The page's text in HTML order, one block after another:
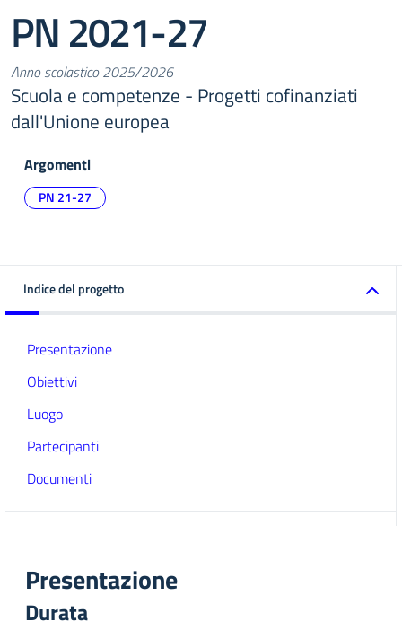
PN 2021-27
Anno scolastico 2025/2026
Scuola e competenze - Progetti cofinanziati
dall'Unione europea
Argomenti
PN 21-27
Indice del progetto
Presentazione
Obiettivi
Luogo
Partecipanti
Documenti
Presentazione
Durata